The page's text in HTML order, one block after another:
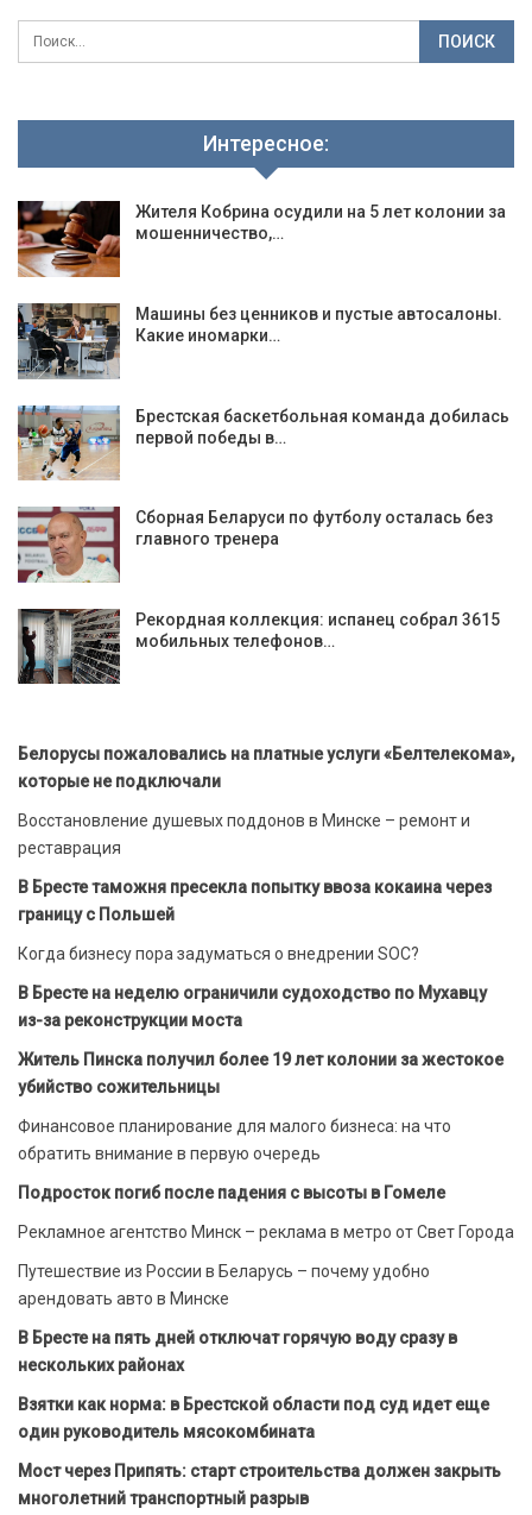
Интересное:
Жителя Кобрина осудили на 5 лет колонии за
мошенничество,…
Машины без ценников и пустые автосалоны.
Какие иномарки…
Брестская баскетбольная команда добилась
первой победы в…
Сборная Беларуси по футболу осталась без
главного тренера
Рекордная коллекция: испанец собрал 3615
мобильных телефонов…
Белорусы пожаловались на платные услуги «Белтелекома»,
которые не подключали
Восстановление душевых поддонов в Минске – ремонт и
реставрация
В Бресте таможня пресекла попытку ввоза кокаина через
границу с Польшей
Когда бизнесу пора задуматься о внедрении SOC?
В Бресте на неделю ограничили судоходство по Мухавцу
из-за реконструкции моста
Житель Пинска получил более 19 лет колонии за жестокое
убийство сожительницы
Финансовое планирование для малого бизнеса: на что
обратить внимание в первую очередь
Подросток погиб после падения с высоты в Гомеле
Рекламное агентство Минск – реклама в метро от Свет Города
Путешествие из России в Беларусь – почему удобно
арендовать авто в Минске
В Бресте на пять дней отключат горячую воду сразу в
нескольких районах
Взятки как норма: в Брестской области под суд идет еще
один руководитель мясокомбината
Мост через Припять: старт строительства должен закрыть
многолетний транспортный разрыв